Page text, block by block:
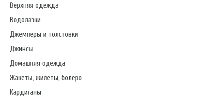
Верхняя одежда
Водолазки
Джемперы и толстовки
Джинсы
Домашняя одежда
Жакеты, жилеты, болеро
Кардиганы